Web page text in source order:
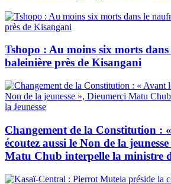
Tshopo : Au moins six morts
baleinière près de Kisangani
Changement de la Constitution :
écoutez aussi le Non de la
Matu Chub interpelle la ministre